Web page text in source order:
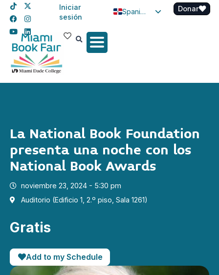
Iniciar
sesión
Spanish
Donar
La National Book Foundation
presenta una noche con los
National Book Awards
noviembre 23, 2024 - 5:30 pm
Auditorio (Edificio 1, 2.º piso, Sala 1261)
Gratis
Add to my Schedule